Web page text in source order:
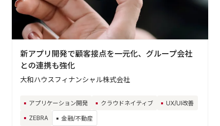
新アプリ開発で顧客接点を一元化、グループ会社
との連携も強化
大和ハウスフィナンシャル株式会社
アプリケーション開発 クラウドネイティブ
UX/UI改善
ZEBRA
金融/不動産